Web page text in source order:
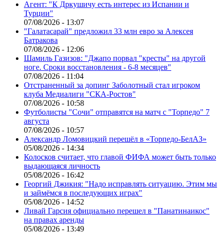
Агент: "К Дркушичу есть интерес из Испании и
Турции"
07/08/2026 - 13:07
"Галатасарай" предложил 33 млн евро за Алексея
Батракова
07/08/2026 - 12:06
Шамиль Газизов: "Джапо порвал "кресты" на другой
ноге. Сроки восстановления - 6-8 месяцев"
07/08/2026 - 11:04
Отстраненный за допинг Заболотный стал игроком
клуба Медиалиги "СКА-Ростов"
07/08/2026 - 10:58
Футболисты "Сочи" отправятся на матч с "Торпедо" 7
августа
07/08/2026 - 10:57
Александр Ломовицкий перешёл в «Торпедо-БелАЗ»
05/08/2026 - 14:34
Колосков считает, что главой ФИФА может быть только
выдающаяся личность
05/08/2026 - 16:42
Георгий Джикия: "Надо исправлять ситуацию. Этим мы
и займёмся в последующих играх"
05/08/2026 - 14:52
Ливай Гарсия официально перешел в "Панатинаикос"
на правах аренды
05/08/2026 - 13:49